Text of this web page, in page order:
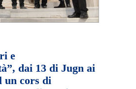
e
dai 13 di Jugn ai
cors di